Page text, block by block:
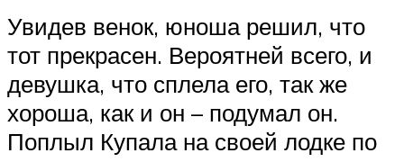
Увидев венок, юноша решил, что
тот прекрасен. Вероятней всего, и
девушка, что сплела его, так же
хороша, как и он – подумал он.
Поплыл Купала на своей лодке по